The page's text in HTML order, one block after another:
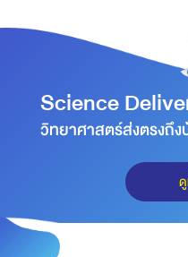
Science
วิทยาศาสตร์ส่งตรงถึง